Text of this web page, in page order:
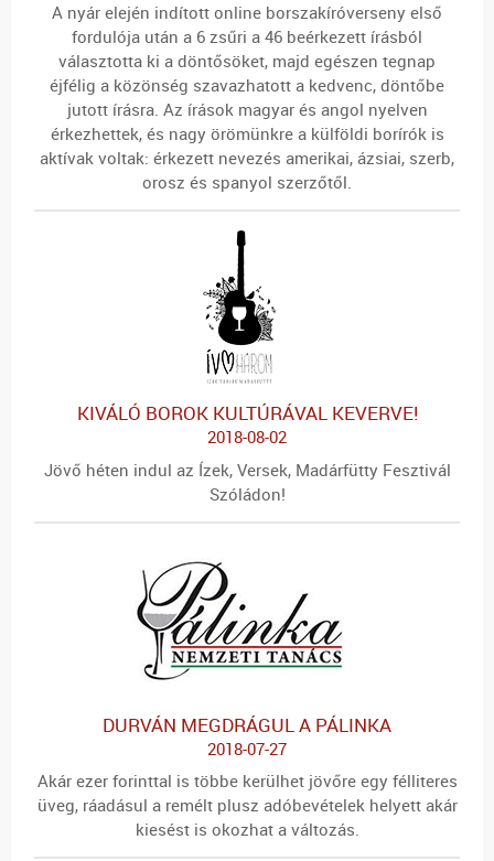
A nyár elején indított online borszakíróverseny első
fordulója után a 6 zsűri a 46 beérkezett írásból
választotta ki a döntősöket, majd egészen tegnap
éjfélig a közönség szavazhatott a kedvenc, döntőbe
jutott írásra. Az írások magyar és angol nyelven
érkezhettek, és nagy örömünkre a külföldi borírók is
aktívak voltak: érkezett nevezés amerikai, ázsiai, szerb,
orosz és spanyol szerzőtől.
KIVÁLÓ BOROK KULTÚRÁVAL KEVERVE!
2018-08-02
Jövő héten indul az Ízek, Versek, Madárfütty Fesztivál
Szóládon!
DURVÁN MEGDRÁGUL A PÁLINKA
2018-07-27
Akár ezer forinttal is többe kerülhet jövőre egy félliteres
üveg, ráadásul a remélt plusz adóbevételek helyett akár
kiesést is okozhat a változás.